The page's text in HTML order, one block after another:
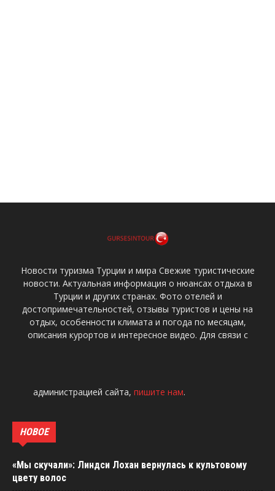
Новости туризма Турции и мира Свежие туристические
новости. Актуальная информация о нюансах отдыха в
Турции и других странах. Фото отелей и
достопримечательностей, отзывы туристов и цены на
отдых, особенности климата и погода по месяцам,
описания курортов и интересное видео. Для связи с
администрацией сайта, пишите нам.
НОВОЕ
«Мы скучали»: Линдси Лохан вернулась к культовому
цвету волос